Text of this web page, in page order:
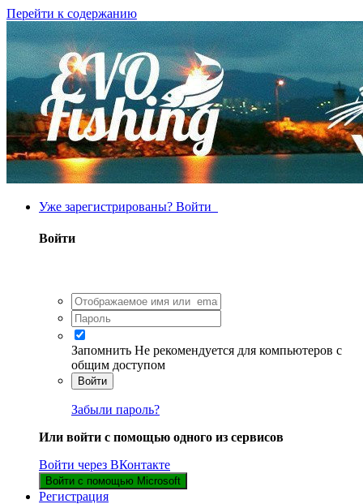
Перейти к содержанию
Уже зарегистрированы? Войти
Войти
Запомнить Не рекомендуется для компьютеров с
общим доступом
Войти
Забыли пароль?
Или войти с помощью одного из сервисов
Войти через ВКонтакте
Войти с помощью Microsoft
Регистрация